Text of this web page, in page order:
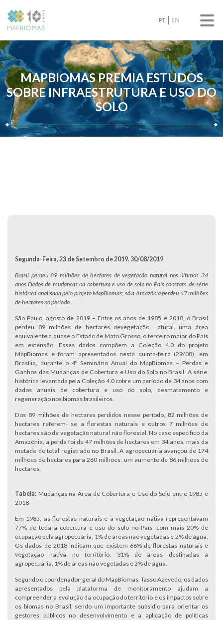
PT EN
MAPBIOMAS PREMIA ESTUDOS
SOBRE INFRAESTRUTURA E USO DO
SOLO
Segunda-Feira, 23 de Setembro de 2019. 30/08/2019
Brasil perdeu 89 milhões de hectares de vegetação natural nos últimos 34
anos.Dados de mudanças na cobertura e uso de solo no País constam de série
histórica analisada pelo projeto MapBiomas; só a Amazônia perdeu 47 milhões
de hectares no período.
São Paulo, agosto de 2019 – Entre os anos de 1985 e 2018, o Brasil
perdeu 89 milhões de hectares devegetação atural, uma área
equivalente a quase o Estado de Mato Grosso, o terceiro maior do País
em extensão. Esses dados compõem a Coleção 4.0 do projeto
MapBiomas e foram apresentados nesta quinta-feira (29/08), em
Brasília, durante o 4º Seminário Anual do MapBiomas – Perdas e
Ganhos das Mudanças de Cobertura e Uso do Solo no Brasil. A série
histórica levantada pela Coleção 4.0 cobre um período de 34 anos com
dados anuais de cobertura e uso do solo, desmatamento e
regeneração nos biomas brasileiros.
Dos 89 milhões de hectares perdidos nesse período, 82 milhões de
hectares referem- se a florestas naturais e outros 7 milhões de
hectares são de vegetação natural não florestal. No caso específico da
Amazônia, a perda foi de 47 milhões de hectares em 34 anos, mais da
metade do total registrado no Brasil. A agropecuária avançou de 174
milhões de hectares para 260 milhões, um aumento de 86 milhões de
hectares.
Tabela: Mudanças na Área de Cobertura e Uso do Solo entre 1985 e
2018
Em 1985, as florestas naturais e a vegetação nativa representavam
77% de toda a cobertura e uso do solo no País, com mais 20% de
ocupação pela agropecuária, 1% de áreas não vegetadas e 2% de água.
Os dados de 2018 indicam que existem 66% de florestas naturais e
vegetação nativa no território, 31% de áreas destinadas à
agropecuária, 1% de áreas não vegetadas e 2% de água.
Segundo o coordenador-geral do MapBiomas, Tasso Azevedo, os dados
apresentados pela plataforma de monitoramento ajudam a
compreender a evolução da ocupação do território e os impactos sobre
os biomas no Brasil, sendo um importante subsidio para orientar os
gestores públicos no desenvolvimento e a aplicação de políticas